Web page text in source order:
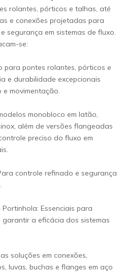
rolantes, pórticos e talhas, até
e conexões projetadas para
segurança em sistemas de fluxo.
se:
para pontes rolantes, pórticos e
e durabilidade excepcionais
movimentação.
monobloco em latão,
além de versões flangeadas
preciso do fluxo em
controle refinado e segurança
Essenciais para
a eficácia dos sistemas
soluções em conexões,
luvas, buchas e flanges em aço